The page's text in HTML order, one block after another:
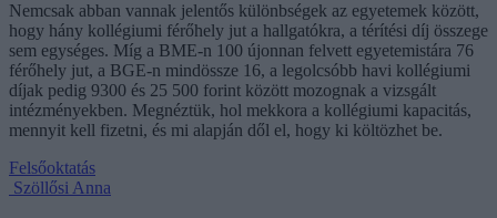
Nemcsak abban vannak jelentős különbségek az egyetemek között,
hogy hány kollégiumi férőhely jut a hallgatókra, a térítési díj összege
sem egységes. Míg a BME-n 100 újonnan felvett egyetemistára 76
férőhely jut, a BGE-n mindössze 16, a legolcsóbb havi kollégiumi
díjak pedig 9300 és 25 500 forint között mozognak a vizsgált
intézményekben. Megnéztük, hol mekkora a kollégiumi kapacitás,
mennyit kell fizetni, és mi alapján dől el, hogy ki költözhet be.
Felsőoktatás
Szöllősi Anna